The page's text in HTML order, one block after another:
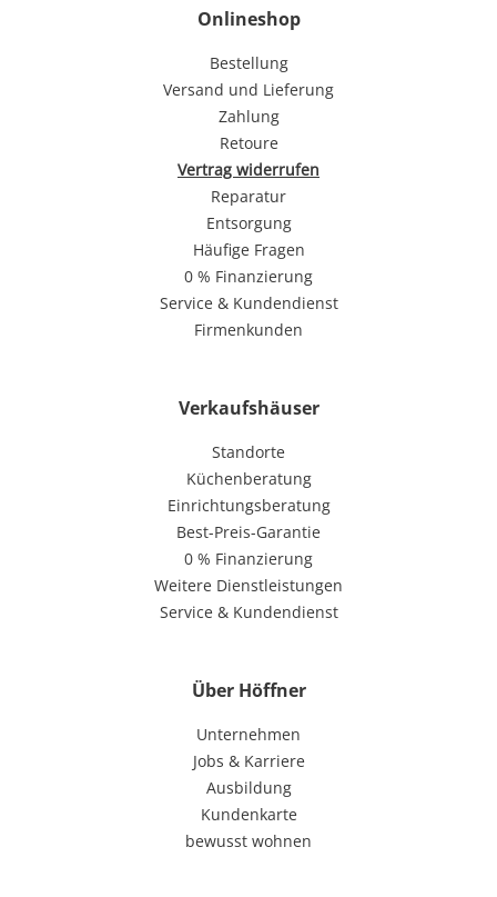
Onlineshop
Bestellung
Versand und Lieferung
Zahlung
Retoure
Vertrag widerrufen
Reparatur
Entsorgung
Häufige Fragen
0 % Finanzierung
Service & Kundendienst
Firmenkunden
Verkaufshäuser
Standorte
Küchenberatung
Einrichtungsberatung
Best-Preis-Garantie
0 % Finanzierung
Weitere Dienstleistungen
Service & Kundendienst
Über Höffner
Unternehmen
Jobs & Karriere
Ausbildung
Kundenkarte
bewusst wohnen